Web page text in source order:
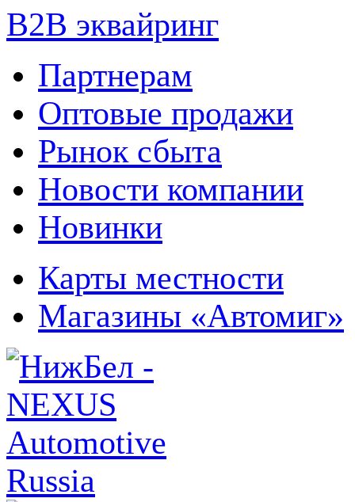
B2B эквайринг
Партнерам
Оптовые продажи
Рынок сбыта
Новости компании
Новинки
Карты местности
Магазины «Автомиг»